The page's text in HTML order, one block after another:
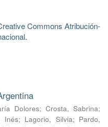
Commons Atribución-
.
Dolores;Crosta, Sabrina;
Inés; Lagorio, Silvia; Pardo,